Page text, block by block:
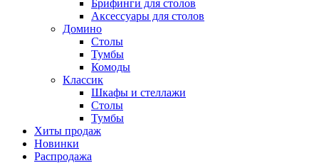
Брифинги для столов
Аксессуары для столов
Домино
Столы
Тумбы
Комоды
Классик
Шкафы и стеллажи
Столы
Тумбы
Хиты продаж
Новинки
Распродажа